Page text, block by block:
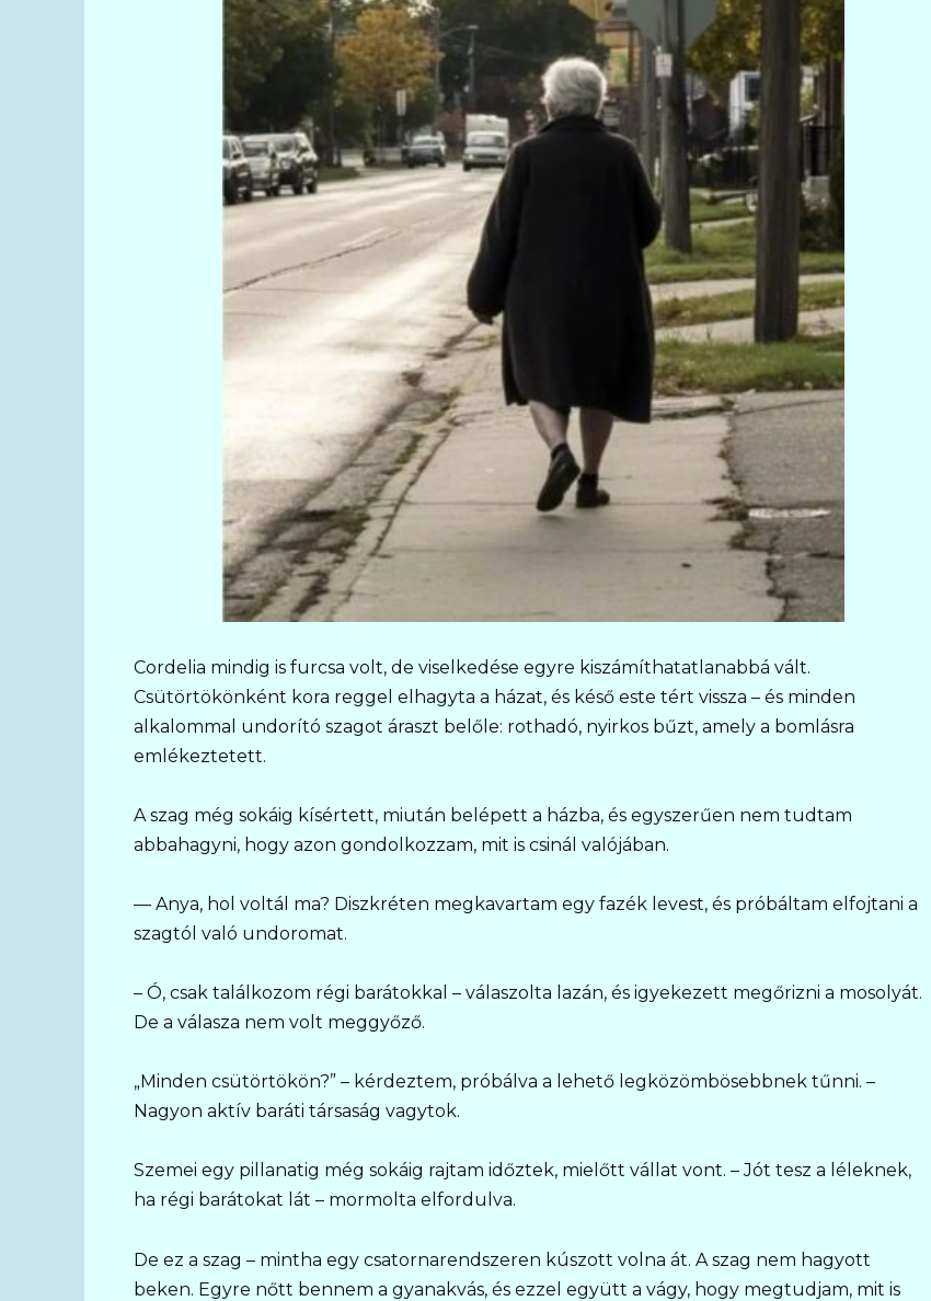
Cordelia mindig is furcsa volt, de viselkedése egyre kiszámíthatatlanabbá vált.
Csütörtökönként kora reggel elhagyta a házat, és késő este tért vissza – és minden
alkalommal undorító szagot áraszt belőle: rothadó, nyirkos bűzt, amely a bomlásra
emlékeztetett.
A szag még sokáig kísértett, miután belépett a házba, és egyszerűen nem tudtam
abbahagyni, hogy azon gondolkozzam, mit is csinál valójában.
— Anya, hol voltál ma? Diszkréten megkavartam egy fazék levest, és próbáltam elfojtani a
szagtól való undoromat.
– Ó, csak találkozom régi barátokkal – válaszolta lazán, és igyekezett megőrizni a mosolyát.
De a válasza nem volt meggyőző.
„Minden csütörtökön?” – kérdeztem, próbálva a lehető legközömbösebbnek tűnni. –
Nagyon aktív baráti társaság vagytok.
Szemei ​​egy pillanatig még sokáig rajtam időztek, mielőtt vállat vont. – Jót tesz a léleknek,
ha régi barátokat lát – mormolta elfordulva.
De ez a szag – mintha egy csatornarendszeren kúszott volna át. A szag nem hagyott
beken. Egyre nőtt bennem a gyanakvás, és ezzel együtt a vágy, hogy megtudjam, mit is